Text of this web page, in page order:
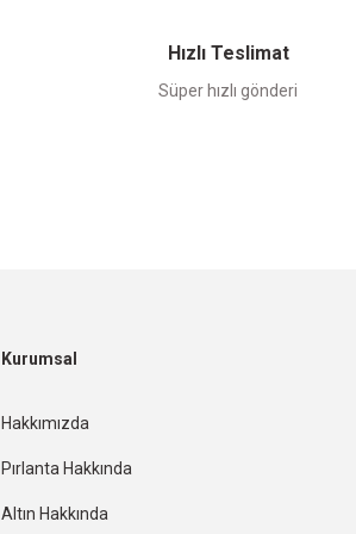
Hızlı Teslimat
Süper hızlı gönderi
Kurumsal
Hakkımızda
Pırlanta Hakkında
Altın Hakkında